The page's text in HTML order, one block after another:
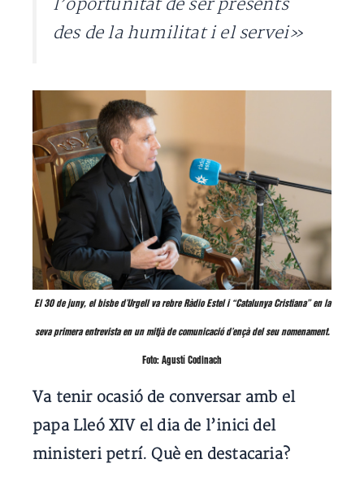
l’oportunitat de ser presents
des de la humilitat i el servei»
El 30 de juny, el bisbe d’Urgell va rebre Ràdio Estel i “Catalunya Cristiana” en la
seva primera entrevista en un mitjà de comunicació d’ençà del seu nomenament.
Foto: Agustí Codinach
Va tenir ocasió de conversar amb el
papa Lleó XIV el dia de l’inici del
ministeri petrí. Què en destacaria?